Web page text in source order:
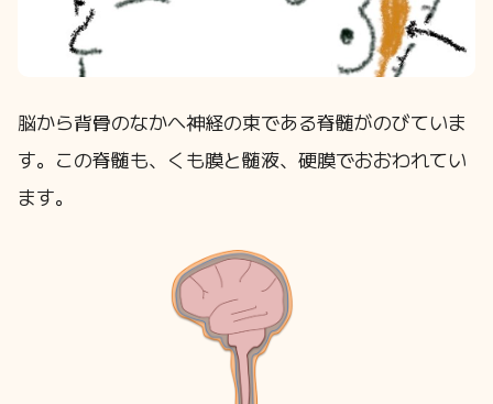
脳から背骨のなかへ神経の束である脊髄がのびていま
す。この脊髄も、くも膜と髄液、硬膜でおおわれてい
ます。